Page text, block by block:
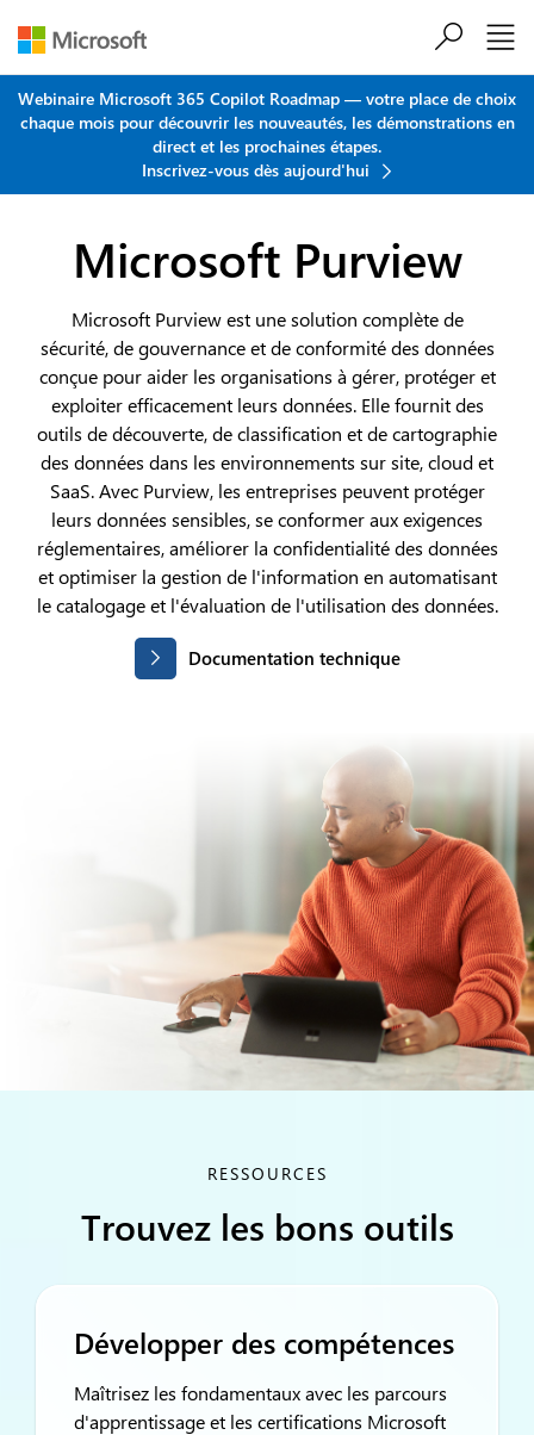
Webinaire Microsoft 365 Copilot Roadmap — votre place de choix
chaque mois pour découvrir les nouveautés, les démonstrations en
direct et les prochaines étapes.
Inscrivez-vous dès aujourd'hui
Microsoft Purview
Microsoft Purview est une solution complète de
sécurité, de gouvernance et de conformité des données
conçue pour aider les organisations à gérer, protéger et
exploiter efficacement leurs données. Elle fournit des
outils de découverte, de classification et de cartographie
des données dans les environnements sur site, cloud et
SaaS. Avec Purview, les entreprises peuvent protéger
leurs données sensibles, se conformer aux exigences
réglementaires, améliorer la confidentialité des données
et optimiser la gestion de l'information en automatisant
le catalogage et l'évaluation de l'utilisation des données.
Documentation technique
RESSOURCES
Trouvez les bons outils
Développer des compétences
Maîtrisez les fondamentaux avec les parcours
d'apprentissage et les certifications Microsoft